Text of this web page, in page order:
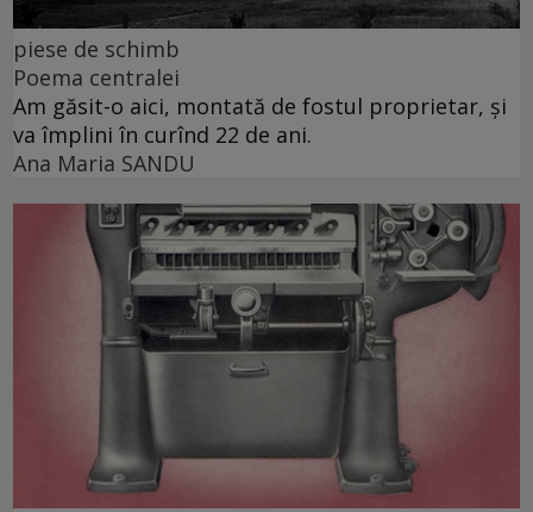
piese de schimb
Poema centralei
Am găsit-o aici, montată de fostul proprietar, și
va împlini în curînd 22 de ani.
Ana Maria SANDU